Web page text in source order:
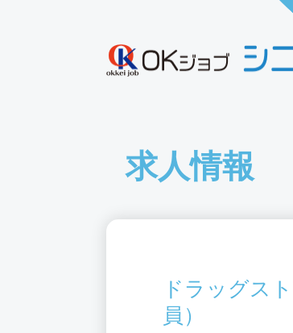
求人情報
ドラッグス
員）